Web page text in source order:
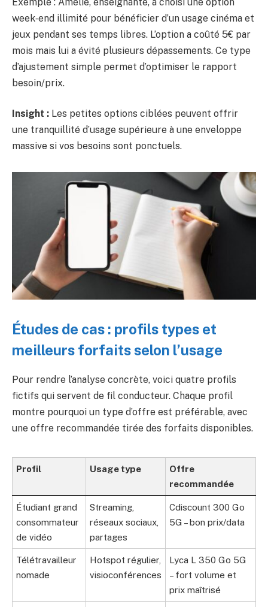
week‑end illimité pour bénéficier d’un usage cinéma et
jeux pendant ses temps libres. L’option a coûté 5€ par
mois mais lui a évité plusieurs dépassements. Ce type
d’ajustement simple permet d’optimiser le rapport
besoin/prix.
Insight : Les petites options ciblées peuvent offrir
une tranquillité d’usage supérieure à une enveloppe
massive si vos besoins sont ponctuels.
Études de cas : profils types et
meilleurs forfaits selon l’usage
Pour rendre l’analyse concrète, voici quatre profils
fictifs qui servent de fil conducteur. Chaque profil
montre pourquoi un type d’offre est préférable, avec
une offre recommandée tirée des forfaits disponibles.
Profil Usage type
Offre
recommandée
Étudiant grand
consommateur
de vidéo
Streaming,
réseaux sociaux,
partages
Cdiscount 300 Go
5G – bon prix/data
Télétravailleur
nomade
Hotspot régulier,
visioconférences
Lyca L 350 Go 5G
– fort volume et
prix maîtrisé